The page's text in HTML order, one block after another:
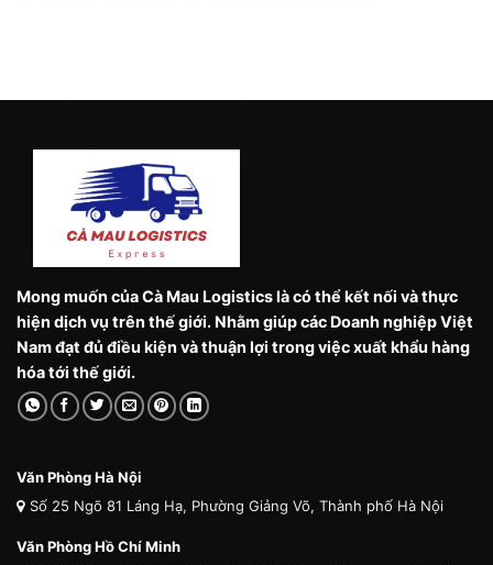
Mong muốn của Cà Mau Logistics là có thể kết nối và thực
hiện dịch vụ trên thế giới. Nhằm giúp các Doanh nghiệp Việt
Nam đạt đủ điều kiện và thuận lợi trong việc xuất khẩu hàng
hóa tới thế giới.
Văn Phòng Hà Nội
Số 25 Ngõ 81 Láng Hạ, Phường Giảng Võ, Thành phố Hà Nội
Văn Phòng Hồ Chí Minh